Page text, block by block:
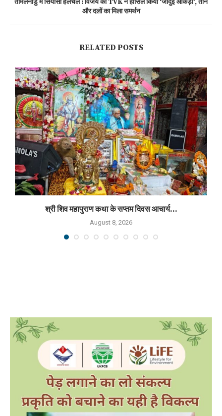
तमिलनाडु में सियासी हलचल : विजय की TVK ने हासिल किया ‘जादुई आंकड़ा’, तीन
और दलों का मिला समर्थन
RELATED POSTS
श्री शिव महापुराण कथा के सप्तम दिवस आचार्य...
August 8, 2026